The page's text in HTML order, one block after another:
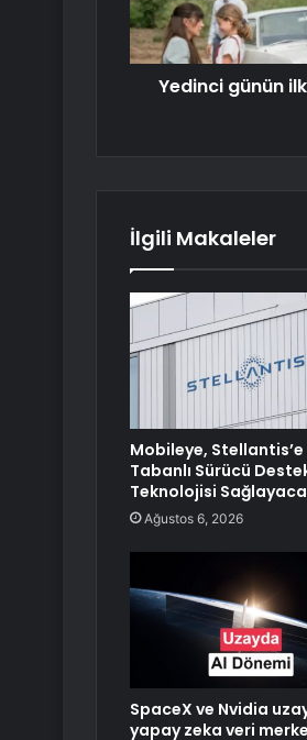
Yedinci günün
İlgili Makaleler
Mobileye,
Tabanlı Sürücü
Teknolojisi
Ağustos 6, 2026
SpaceX ve Nvidia
yapay zeka veri